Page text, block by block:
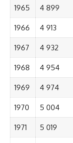
1965 4 899
1966 4 913
1967 4 932
1968 4 954
1969 4 974
1970 5 004
1971 5 019